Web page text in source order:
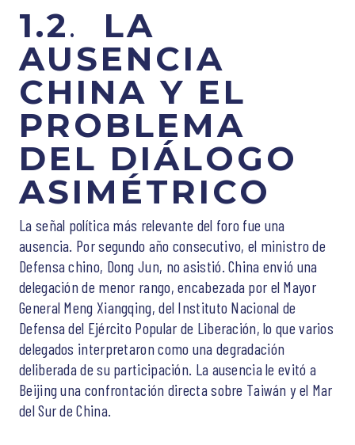
1.2.
LA
AUSENCIA
CHINA Y EL
PROBLEMA
DEL DIÁLOGO
ASIMÉTRICO
La señal política más relevante del foro fue una
ausencia. Por segundo año consecutivo, el ministro de
Defensa chino, Dong Jun, no asistió. China envió una
delegación de menor rango, encabezada por el Mayor
General Meng Xiangqing, del Instituto Nacional de
Defensa del Ejército Popular de Liberación, lo que varios
delegados interpretaron como una degradación
deliberada de su participación. La ausencia le evitó a
Beijing una confrontación directa sobre Taiwán y el Mar
del Sur de China.